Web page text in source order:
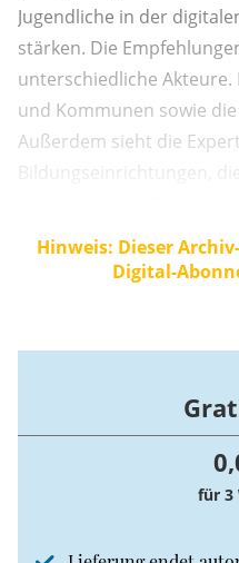
Jugendliche in der
stärken. Die
unterschiedliche Akteure.
und Kommunen sowie
Außerdem sieht die
Bildungseinrichtungen,
Auch die Anbieter von
in die Pflicht genommen
Hinweis: Dieser
Digital-
für 3